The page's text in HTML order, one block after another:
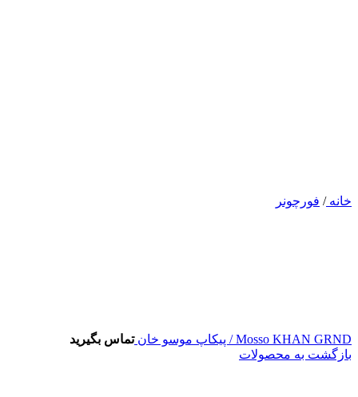
خانه/ فورچونر
Mosso KHAN GRND / پیکاپ موسو خان
تماس بگیرید
بازگشت به محصولات